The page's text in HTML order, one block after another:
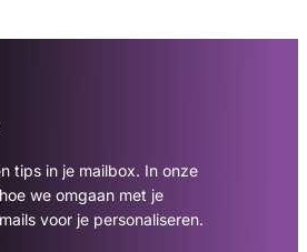
tips in je mailbox. In onze
we omgaan met je
voor je personaliseren.